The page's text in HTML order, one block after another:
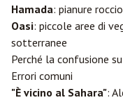
Hamada: pianure
Oasi: piccole aree di
sotterranee
Perché la confusione
Errori comuni
"È vicino al Sahara":